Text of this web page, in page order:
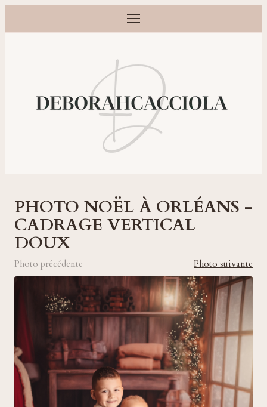
Ouvrir le menu
Photographe grossesse, naissance, bébé et famille à Orléans
PHOTO NOËL À ORLÉANS -
CADRAGE VERTICAL
DOUX
Photo précédente Photo suivante